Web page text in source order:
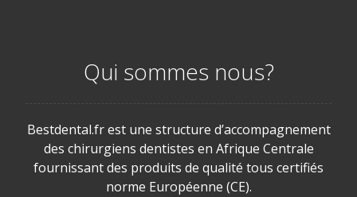
Qui sommes nous?
Bestdental.fr est une structure d’accompagnement
des chirurgiens dentistes en Afrique Centrale
fournissant des produits de qualité tous certifiés
norme Européenne (CE).